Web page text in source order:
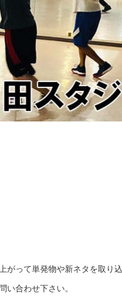
がって単発物や新ネタを取り
い合わせ下さい。